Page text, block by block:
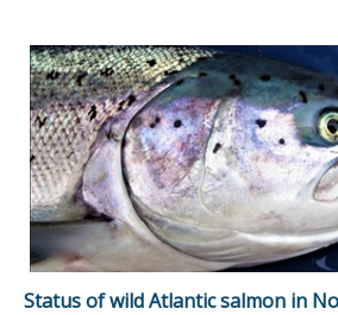
Status of wild Atlantic salmon in